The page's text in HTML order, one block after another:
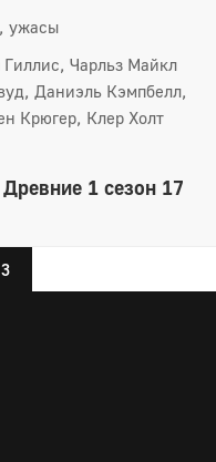
ужасы
Чарльз Майкл
Даниэль Кэмпбелл,
Крюгер, Клер Холт
1 сезон 17